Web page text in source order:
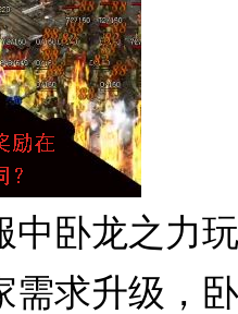
中卧龙之力
需求升级，